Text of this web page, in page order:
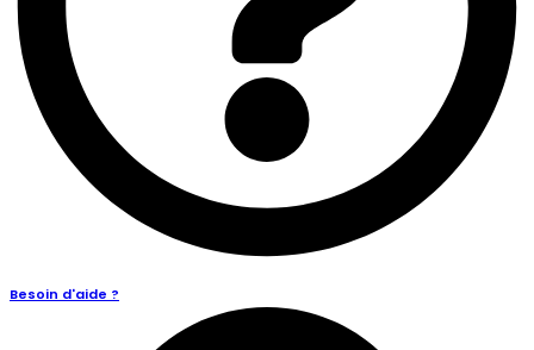
Besoin d'aide ?